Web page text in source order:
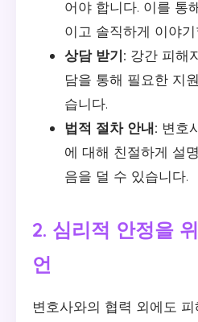
어야 합니다. 이를 통
이고 솔직하게 이야
상담 받기: 강간 피해
담을 통해 필요한 지
습니다.
법적 절차 안내: 변호
에 대해 친절하게 설
음을 덜 수 있습니다.
2. 심리적 안정을
언
변호사와의 협력 외에도